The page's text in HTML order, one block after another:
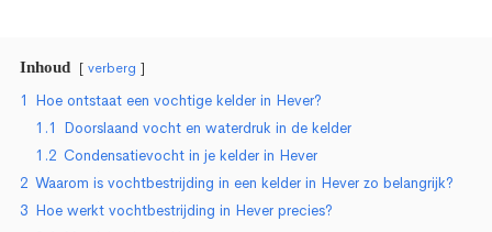
Inhoud verberg
1 Hoe ontstaat een vochtige kelder in Hever?
1.1 Doorslaand vocht en waterdruk in de kelder
1.2 Condensatievocht in je kelder in Hever
2 Waarom is vochtbestrijding in een kelder in Hever zo belangrijk?
3 Hoe werkt vochtbestrijding in Hever precies?